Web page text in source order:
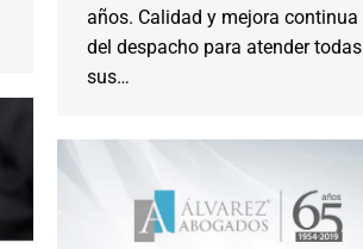
años. Calidad y mejora continua
del despacho para atender todas
sus…